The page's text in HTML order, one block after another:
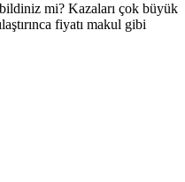
mi? Kazaları çok büyük
fiyatı makul gibi